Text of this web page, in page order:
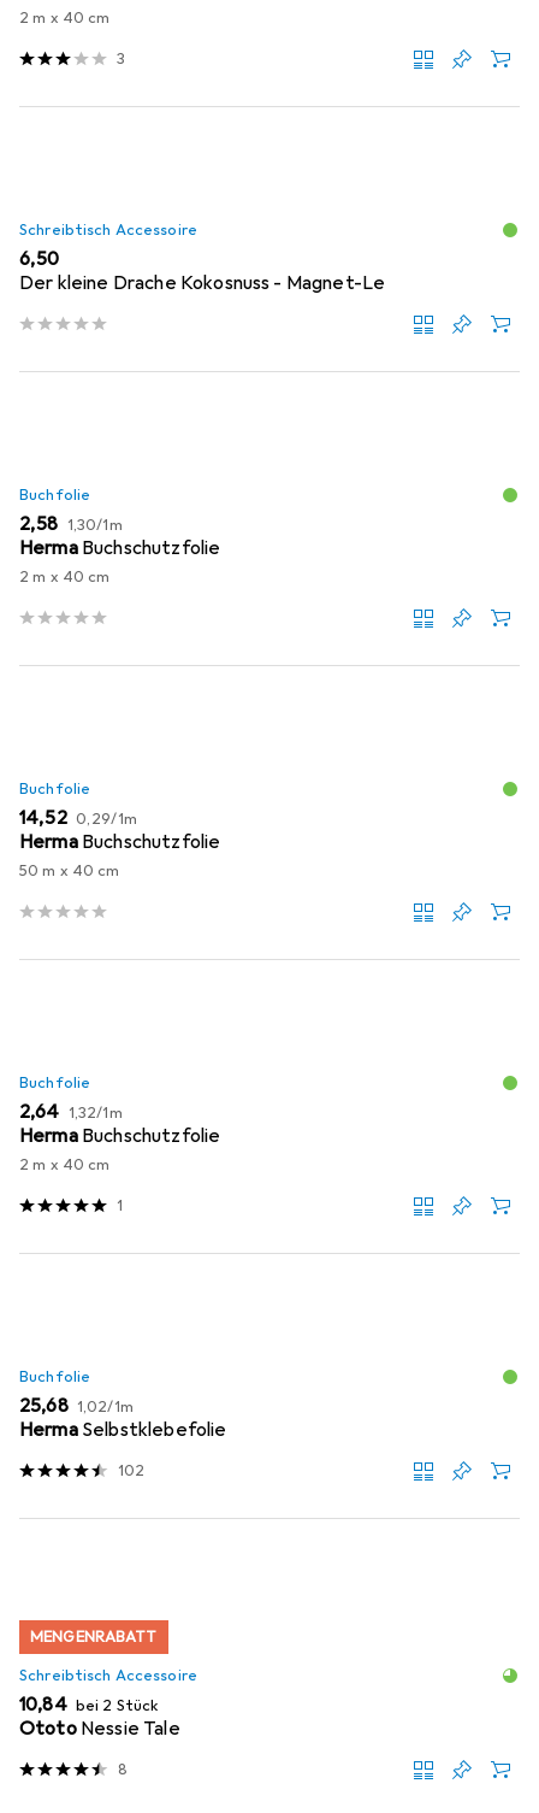
2 m x 40 cm
3
Schreibtisch Accessoire
EUR
6,50
Der kleine Drache Kokosnuss - Magnet-Le
Buchfolie
EUR
2,58 EUR
1,30/1m
Herma Buchschutzfolie
2 m x 40 cm
Buchfolie
EUR
14,52 EUR
0,29/1m
Herma Buchschutzfolie
50 m x 40 cm
Buchfolie
EUR
2,64 EUR
1,32/1m
Herma Buchschutzfolie
2 m x 40 cm
1
Buchfolie
EUR
25,68 EUR
1,02/1m
Herma Selbstklebefolie
102
MENGENRABATT
Schreibtisch Accessoire
EUR
10,84 bei 2 Stück
Ototo Nessie Tale
8